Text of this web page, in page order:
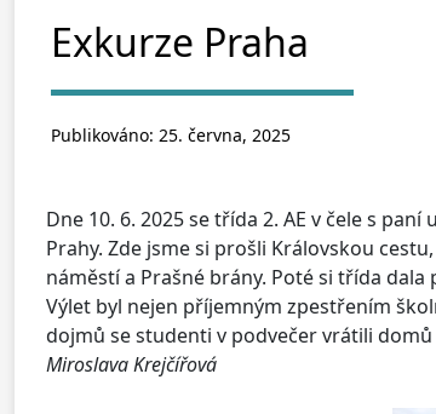
Exkurze Praha
Publikováno: 25. června, 2025
Dne 10. 6. 2025 se třída 2. AE v čele s
Prahy.Zde jsme si prošli Královskou
náměstí a Prašné brány. Poté si třída
Výlet byl nejen příjemným zpestřením
dojmů se studenti v podvečer vrátili
Miroslava Krejčířová